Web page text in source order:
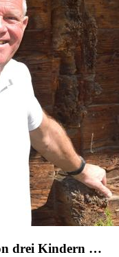
drei Kindern …